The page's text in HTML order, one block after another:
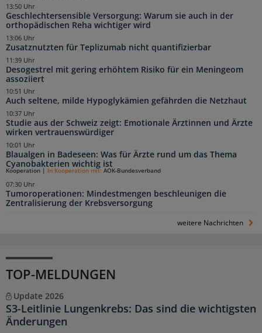
Geschlechtersensible Versorgung: Warum sie auch in der
orthopädischen Reha wichtiger wird
13:50 Uhr
Zusatznutzten für Teplizumab nicht quantifizierbar
13:06 Uhr
Desogestrel mit gering erhöhtem Risiko für ein Meningeom
assoziiert
11:39 Uhr
Auch seltene, milde Hypoglykämien gefährden die Netzhaut
10:51 Uhr
Studie aus der Schweiz zeigt: Emotionale Ärztinnen und Ärzte
wirken vertrauenswürdiger
10:37 Uhr
Blaualgen in Badeseen: Was für Ärzte rund um das Thema
Cyanobakterien wichtig ist
10:01 Uhr
Tumoroperationen: Mindestmengen beschleunigen die
Zentralisierung der Krebsversorgung
Kooperation | In Kooperation mit: AOK-Bundesverband
07:30 Uhr
weitere Nachrichten
TOP-MELDUNGEN
Update 2026
S3-Leitlinie Lungenkrebs: Das sind die wichtigsten
Änderungen